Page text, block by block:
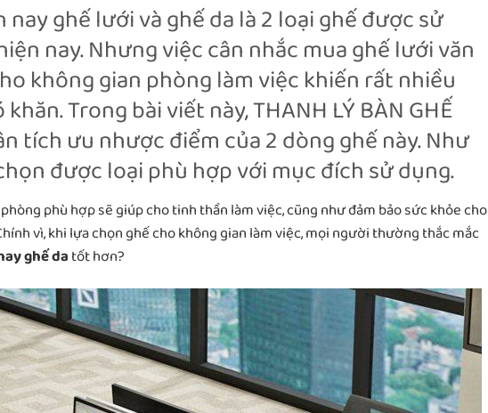
ghế lưới và ghế da là 2 loại ghế được sử
nay. Nhưng việc cân nhắc mua ghế lưới văn
không gian phòng làm việc khiến rất nhiều
Trong bài viết này, THANH LÝ BÀN GHẾ
tích ưu nhược điểm của 2 dòng ghế này. Như
được loại phù hợp với mục đích sử dụng.
phù hợp sẽ giúp cho tinh thần làm việc, cũng như đảm bảo sức khỏe cho
vì, khi lựa chọn ghế cho không gian làm việc, mọi người thường thắc mắc
ghế datốt hơn?